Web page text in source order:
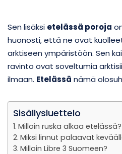
Sen lisäksi etelässä poroja
huonosti, että ne ovat
arktiseen ympäristöön. Sen
ravinto ovat soveltumia
ilmaan. Etelässä nämä
Sisällysluettelo
Milloin ruska alkaa etelässä?
Miksi linnut palaavat
Milloin Libre 3 Suomeen?